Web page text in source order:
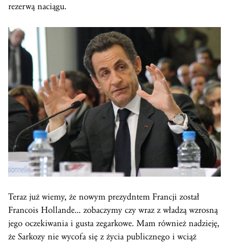
rezerwą naciągu.
Teraz już wiemy, że nowym prezydntem Francji został
Francois Hollande… zobaczymy czy wraz z władzą wzrosną
jego oczekiwania i gusta zegarkowe. Mam również nadzieję,
że Sarkozy nie wycofa się z życia publicznego i wciąż